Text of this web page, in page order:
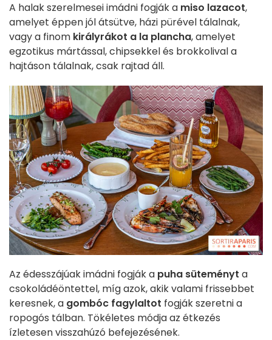
A halak szerelmesei imádni fogják a miso lazacot,
amelyet éppen jól átsütve, házi pürével tálalnak,
vagy a finom királyrákot a la plancha, amelyet
egzotikus mártással, chipsekkel és brokkolival a
hajtáson tálalnak, csak rajtad áll.
Az édesszájúak imádni fogják a puha süteményt a
csokoládéöntettel, míg azok, akik valami frissebbet
keresnek, a gombóc fagylaltot fogják szeretni a
ropogós tálban. Tökéletes módja az étkezés
ízletesen visszahúzó befejezésének.